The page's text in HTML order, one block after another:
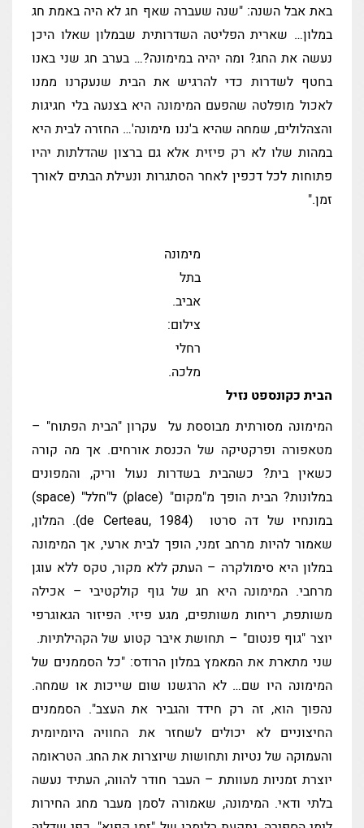
באת אבל השנה: "שנה שעברה שאף חג לא היה באמת חג
במלון… שארית הפליטה השדרותית שבמלון שאלו היכן
נעשה את החג? ומה יהיה במימונה?… בערב חג שני באנו
בחטף לשדרות כדי להרגיש את הבית שנעקרנו ממנו
לאכול מופלטה שהפעם המימונה היא בצנעה בלי חגיגות
והצהלולים, שמחה שהיא ב'ננו מימונה'… החזרה לבית היא
במהות שלו לא רק פיזית אלא גם ברצון שהדלתות יהיו
פתוחות לכל דכפין לאחר הסתגרות ונעילת הבתים לאורך
זמן."
מימונה
בתל
אביב.
צילום:
רחלי
מלכה.
הבית כקונספט נזיל
המימונה מסורתית מבוססת על עקרון "הבית הפתוח" –
מטאפורה ופרקטיקה של הכנסת אורחים. אך מה קורה
כשאין בית? כשהבית בשדרות נעול וריק, והמפונים
במלונות? הבית הופך מ"מקום" (place) ל"חלל" (space)
במונחיו של דה סרטו (de Certeau, 1984). המלון,
שאמור להיות מרחב זמני, הופך לבית ארעי, אך המימונה
במלון היא סימולקרה – העתק ללא מקור, טקס ללא עוגן
מרחבי. המימונה היא חג של גוף קולקטיבי – אכילה
משותפת, ריחות משותפים, מגע פיזי. הפיזור הגאוגרפי
יוצר "גוף פנטום" – תחושת איבר קטוע של הקהילתיות.
שני מתארת את המאמץ במלון הרודס: "כל הסממנים של
המימונה היו שם… לא הרגשנו שום שייכות או שמחה.
נהפוך הוא, זה רק חידד והגביר את העצב". הסממנים
החיצוניים לא יכולים לשחזר את החוויה היומיומית
והעמוקה של נטיות ותחושות שיוצרות את החג. הטראומה
יוצרת זמניות מעוותת – העבר חודר להווה, העתיד נעשה
בלתי ודאי. המימונה, שאמורה לסמן מעבר מחג החירות